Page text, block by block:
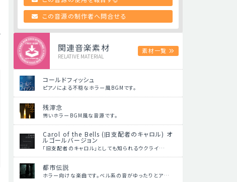
この音源の制作者へ問合せる
関連音楽素材
RELATIVE MATERIAL
素材一覧
コールドフィッシュ
ピアノによる不穏なホラー風BGMです。
残滓念
怖いホラーBGM風な音源です。
Carol of the Bells (旧支配者のキャロル) オ
ルゴールバージョン
「旧支配者のキャロル」としても知られるウクライ…
都市伝説
ホラー向けな楽曲です。ベル系の音がゆったりとア…